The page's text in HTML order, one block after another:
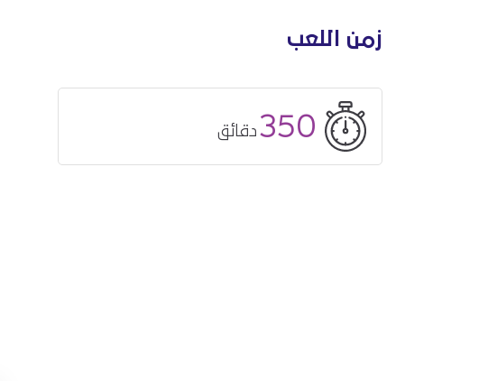
زمن اللعب
350 دقائق